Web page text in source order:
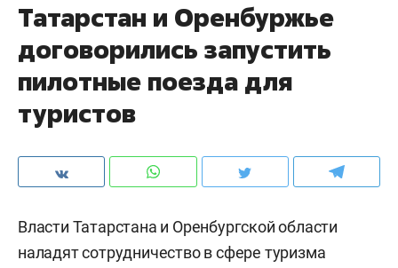
​Татарстан и Оренбуржье
договорились запустить
пилотные поезда для
туристов
Власти Татарстана и Оренбургской области
наладят сотрудничество в сфере туризма